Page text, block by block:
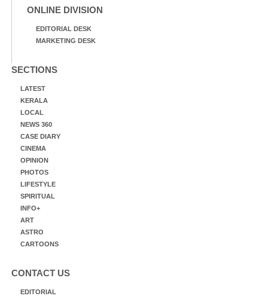
ONLINE DIVISION
EDITORIAL DESK
MARKETING DESK
SECTIONS
LATEST
KERALA
LOCAL
NEWS 360
CASE DIARY
CINEMA
OPINION
PHOTOS
LIFESTYLE
SPIRITUAL
INFO+
ART
ASTRO
CARTOONS
CONTACT US
EDITORIAL